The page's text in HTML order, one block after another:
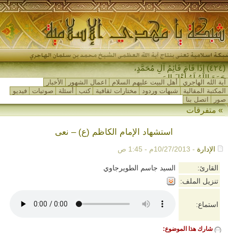
(٤٢٤) إِذَا قَامَ قَائِمُ آلِ مُحَمَّدٍ،
جَمَعَ اللهُ لَهُ أَهْلَ المَشْ-
آية الله الهاجري أهل البيت عليهم السلام اعمال الشهور
الأخبار
المكتبة المقالية
شبهات وردود مختارات ثقافية كتب أسئلة صوتيات
فيديو
صور
اتصل بنا
»متفرقات
استشهاد الإمام الكاظم (ع) – نعى
الإدارة - 10/27/2013م - 1:45 ص
القارئ:
السيد جاسم الطويرجاوي
تنزيل الملف:
استماع:
شارك هذا الموضوع: